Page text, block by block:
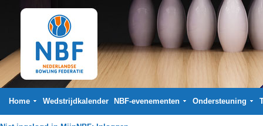
Home Wedstrijdkalender NBF-evenementen Ondersteuning